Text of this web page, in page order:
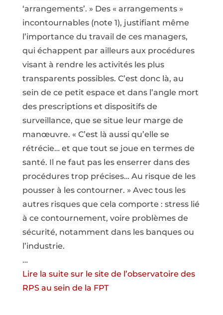
‘arrangements’. » Des « arrangements »
incontournables (note 1), justifiant même
l’importance du travail de ces managers,
qui échappent par ailleurs aux procédures
visant à rendre les activités les plus
transparents possibles. C’est donc là, au
sein de ce petit espace et dans l’angle mort
des prescriptions et dispositifs de
surveillance, que se situe leur marge de
manœuvre. « C’est là aussi qu’elle se
rétrécie… et que tout se joue en termes de
santé. Il ne faut pas les enserrer dans des
procédures trop précises… Au risque de les
pousser à les contourner. » Avec tous les
autres risques que cela comporte : stress lié
à ce contournement, voire problèmes de
sécurité, notamment dans les banques ou
l’industrie.
…
Lire la suite sur le site de l’observatoire des
RPS au sein de la FPT